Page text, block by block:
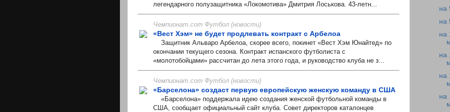
легендарного полузащитника «Локомотива» Дмитрия Лоськова. 43-летн...
Чемпионат.com Футбол (новости)
«Вест Хэм» не будет продлевать контракт с Арбелоа
Защитник Альваро Арбелоа, скорее всего, покинет «Вест Хэм Юнайтед» по
окончании текущего сезона. Контракт испанского футболиста с
«молотобойцами» рассчитан до лета этого года, и руководство клуба не з...
Чемпионат.com Футбол (новости)
«Барселона» создаст первую европейскую женскую команду в США
«Барселона» поддержала идею создания женской футбольной команды в
США, сообщает официальный сайт клуба. Совет директоров каталонцев
на
на
на
на
на
на